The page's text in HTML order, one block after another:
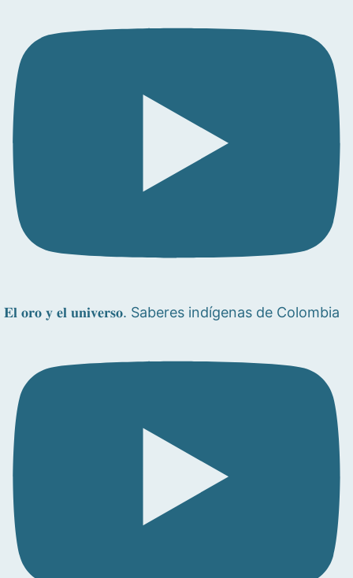
𝐄𝐥 𝐨𝐫𝐨 𝐲 𝐞𝐥 𝐮𝐧𝐢𝐯𝐞𝐫𝐬𝐨. Saberes indígenas de Colombia